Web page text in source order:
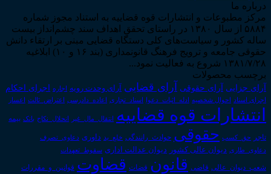
درباره ما
مرکز مطبوعات و انتشارات قوه قضاییه به استناد مجوز شماره
۵۸۸۴ از سال ۱۳۸۰ در راستای تحقق اهداف سند چشم‌انداز بیست
ساله کشور و سیاست‌های کلی دستگاه قضایی مبنی بر ارتقاء دانش
حقوقی جامعه و ترویج فرهنگ قانونمداری (بند ۱۶ و ۱۰) ابلاغیه
۱۳۸۱/۷/۲۸ شروع به فعالیت نمود...
برچسب محصولات
آرای جزایی آرای حقوقی آرای قضایی آرای وحدت رویه اجاره اجرای احکام
اجرای اسناد احوال شخصیه ادله_اثبات_دعوا اسناد_تجاری اعاده_دادرسی اعتراض_ثالث اعسار
انتشارات قوه قضاییه انتقال_مال_غیر انحلال_نکاح بانک بیمه
تاجر حق_کسب حقوقی حوادث_رانندگی خلع_ید داوری دعاوی_تصرف
دعاوی_طاری دیوان عالی کشور دیوان عدالت اداری سقوط_تعهدات
شعب_دیوان_عالی قاضی قانون قضات قضاوت قوانین_و_مقررات